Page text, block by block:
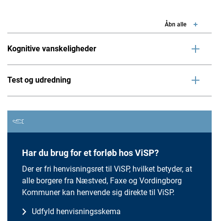
Åbn alle
Kognitive vanskeligheder
Test og udredning
Har du brug for et forløb hos ViSP?
Der er fri henvisningsret til ViSP, hvilket betyder, at
alle borgere fra Næstved, Faxe og Vordingborg
Kommuner kan henvende sig direkte til ViSP.
Udfyld henvisningsskema